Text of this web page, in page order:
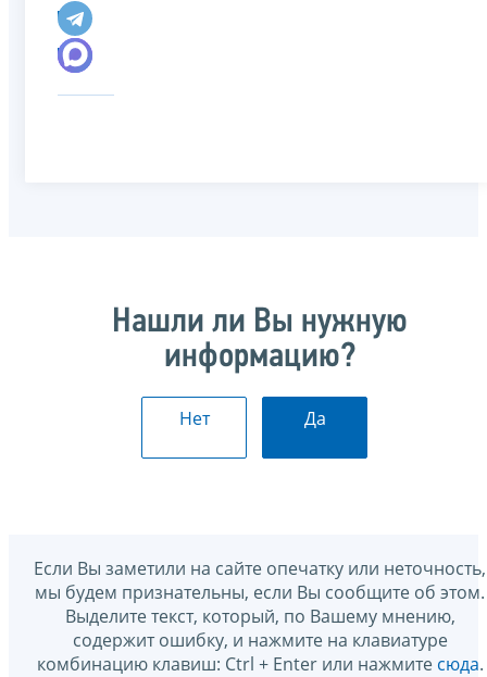
Нашли ли Вы нужную
информацию?
Нет Да
Если Вы заметили на сайте опечатку или неточность,
мы будем признательны, если Вы сообщите об этом.
Выделите текст, который, по Вашему мнению,
содержит ошибку, и нажмите на клавиатуре
комбинацию клавиш: Ctrl + Enter или нажмите сюда.